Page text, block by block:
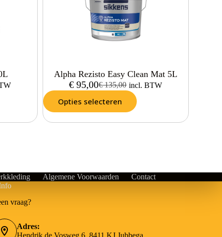
Alpha Rezisto Easy Clean Mat 5L
€135,00
€ 95,00 incl. BTW
Opties selecteren
Algemene Voorwaarden
Contact
vraag?
Adres:
Hendrik de Vosweg 6, 8411 KJ Jubbega